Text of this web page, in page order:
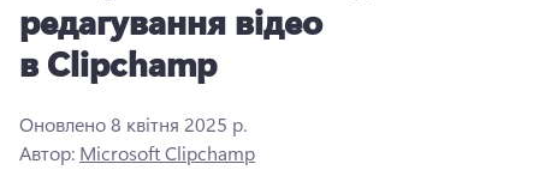
Увійти
редагування відео
в Clipchamp
Оновлено8 квітня 2025 р.
Автор: Microsoft Clipchamp